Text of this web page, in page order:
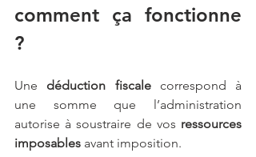
comment ça fonctionne
?
Une déduction fiscale correspond à
une somme que l’administration
autorise à soustraire de vos ressources
imposables avant imposition.